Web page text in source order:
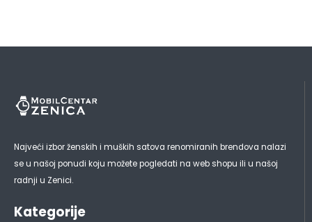
Najveći izbor ženskih i muških satova renomiranih brendova nalazi
se u našoj ponudi koju možete pogledati na web shopu ili u našoj
radnji u Zenici.
Kategorije